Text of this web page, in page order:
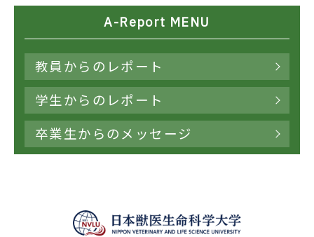
A-Report MENU
教員からのレポート
学生からのレポート
卒業生からのメッセージ